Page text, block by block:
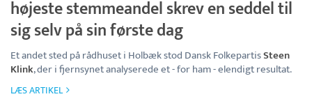
højeste stemmeandel skrev en seddel til
sig selv på sin første dag
Et andet sted på rådhuset i Holbæk stod Dansk FolkepartisSteen
Klink, der i fjernsynet analyserede et - for ham - elendigt resultat.
LÆS ARTIKEL